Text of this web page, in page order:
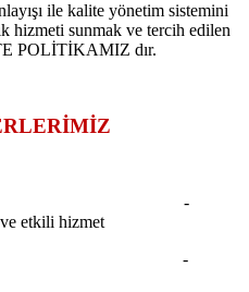
ile kalite yönetim sistemini
hizmeti sunmak ve tercih edilen
POLİTİKAMIZ dır.
adil olmak -
etkili hizmet
-